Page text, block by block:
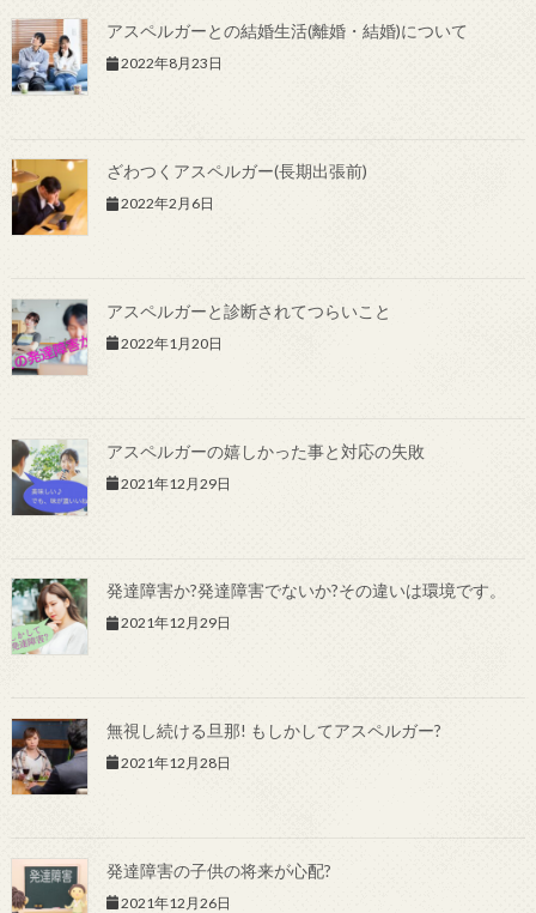
アスペルガーとの結婚生活(離婚・結婚)について
2022年8月23日
ざわつくアスペルガー(長期出張前)
2022年2月6日
アスペルガーと診断されてつらいこと
2022年1月20日
アスペルガーの嬉しかった事と対応の失敗
2021年12月29日
発達障害か?発達障害でないか?その違いは環境です。
2021年12月29日
無視し続ける旦那! もしかしてアスペルガー?
2021年12月28日
発達障害の子供の将来が心配?
2021年12月26日